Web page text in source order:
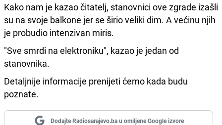
Kako nam je kazao čitatelj, stanovnici ove zgrade izašli
su na svoje balkone jer se širio veliki dim. A većinu njih
je probudio intenzivan miris.
"Sve smrdi na elektroniku", kazao je jedan od
stanovnika.
Detaljnije informacije prenijeti ćemo kada budu
poznate.
Dodajte Radiosarajevo.ba u omiljene Google izvore